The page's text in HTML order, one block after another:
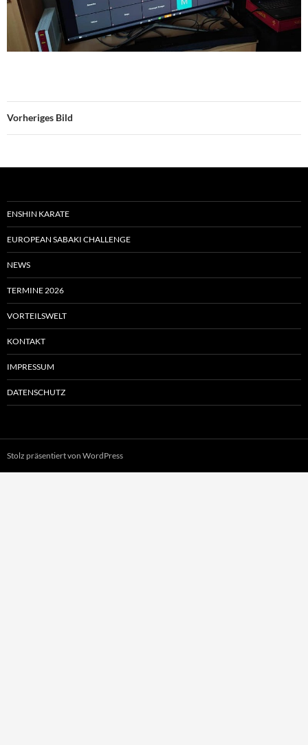
Vorheriges Bild
ENSHIN KARATE
EUROPEAN SABAKI CHALLENGE
NEWS
TERMINE 2026
VORTEILSWELT
KONTAKT
IMPRESSUM
DATENSCHUTZ
Stolz präsentiert von WordPress